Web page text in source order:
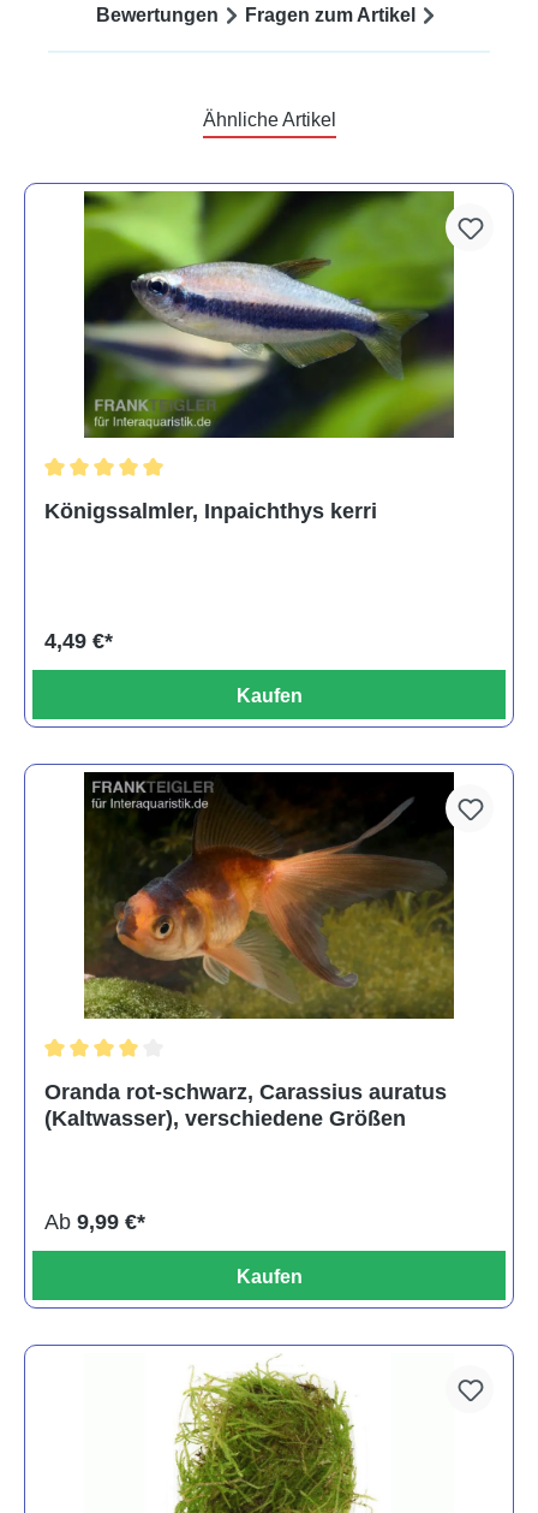
Bewertungen Fragen zum Artikel
Ähnliche Artikel
Königssalmler, Inpaichthys kerri
4,49 €*
Kaufen
Oranda rot-schwarz, Carassius auratus
(Kaltwasser), verschiedene Größen
Ab 9,99 €*
Kaufen